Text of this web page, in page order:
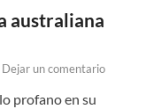
australiana
Dejar un comentario
profano en su